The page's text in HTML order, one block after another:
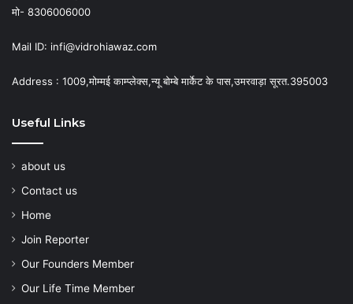
मो- 8306006000
Mail ID: infi@vidrohiawaz.com
Address : 1009,मोम्मई काम्प्लेक्स,न्यू बोम्बे मार्केट के पास,उमरवाड़ा सूरत.395003
Useful Links
about us
Contact us
Home
Join Reporter
Our Founders Member
Our Life Time Member